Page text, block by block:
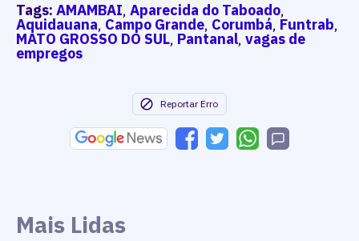
Tags: AMAMBAI, Aparecida do Taboado,
Aquidauana, Campo Grande, Corumbá, Funtrab,
MATO GROSSO DO SUL, Pantanal, vagas de
empregos
Reportar Erro
Mais Lidas